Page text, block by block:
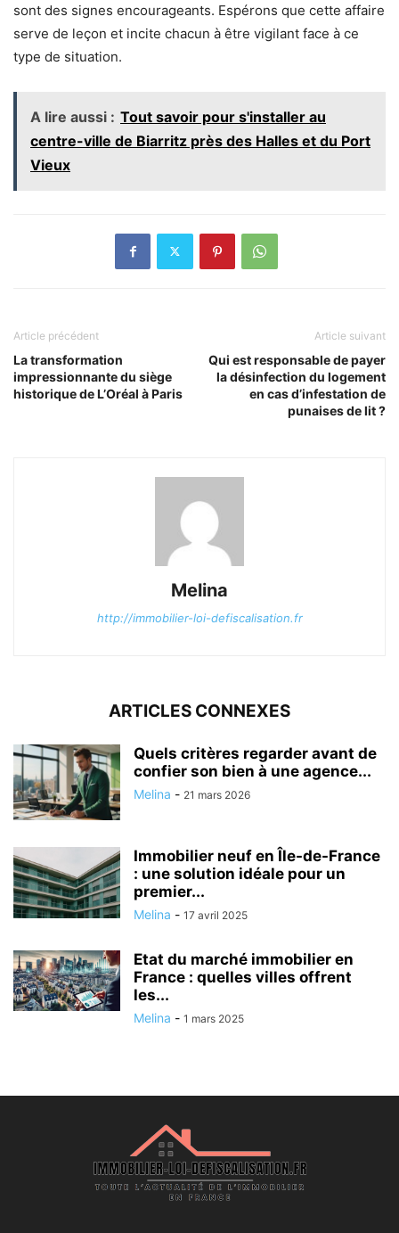
sont des signes encourageants. Espérons que cette affaire
serve de leçon et incite chacun à être vigilant face à ce
type de situation.
A lire aussi : Tout savoir pour s'installer au
centre-ville de Biarritz près des Halles et du Port
Vieux
Article précédent
La transformation
impressionnante du siège
historique de L’Oréal à Paris
Article suivant
Qui est responsable de payer
la désinfection du logement
en cas d’infestation de
punaises de lit ?
Melina
http://immobilier-loi-defiscalisation.fr
ARTICLES CONNEXES
Quels critères regarder avant de
confier son bien à une agence...
Melina - 21 mars 2026
Immobilier neuf en Île-de-France
: une solution idéale pour un
premier...
Melina - 17 avril 2025
Etat du marché immobilier en
France : quelles villes offrent
les...
Melina - 1 mars 2025